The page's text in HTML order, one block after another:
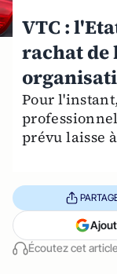
VTC :
rachat de
Pour
prévu laisse
Écoutez cet